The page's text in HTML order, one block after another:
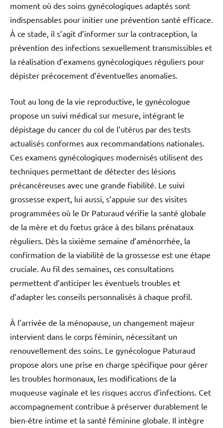
moment où des soins gynécologiques adaptés sont
indispensables pour initier une prévention santé efficace.
À ce stade, il s’agit d’informer sur la contraception, la
prévention des infections sexuellement transmissibles et
la réalisation d’examens gynécologiques réguliers pour
dépister précocement d’éventuelles anomalies.
Tout au long de la vie reproductive, le gynécologue
propose un suivi médical sur mesure, intégrant le
dépistage du cancer du col de l’utérus par des tests
actualisés conformes aux recommandations nationales.
Ces examens gynécologiques modernisés utilisent des
techniques permettant de détecter des lésions
précancéreuses avec une grande fiabilité. Le suivi
grossesse expert, lui aussi, s’appuie sur des visites
programmées où le Dr Paturaud vérifie la santé globale
de la mère et du fœtus grâce à des bilans prénataux
réguliers. Dès la sixième semaine d’aménorrhée, la
confirmation de la viabilité de la grossesse est une étape
cruciale. Au fil des semaines, ces consultations
permettent d’anticiper les éventuels troubles et
d’adapter les conseils personnalisés à chaque profil.
À l’arrivée de la ménopause, un changement majeur
intervient dans le corps féminin, nécessitant un
renouvellement des soins. Le gynécologue Paturaud
propose alors une prise en charge spécifique pour gérer
les troubles hormonaux, les modifications de la
muqueuse vaginale et les risques accrus d’infections. Cet
accompagnement contribue à préserver durablement le
bien-être intime et la santé féminine globale. Il intègre